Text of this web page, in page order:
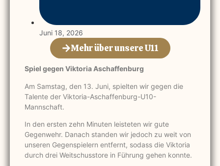
Juni 18, 2026
Mehr über unsere U11
Spiel gegen Viktoria Aschaffenburg
Am Samstag, den 13. Juni, spielten wir gegen die
Talente der Viktoria-Aschaffenburg-U10-
Mannschaft.
In den ersten zehn Minuten leisteten wir gute
Gegenwehr. Danach standen wir jedoch zu weit von
unseren Gegenspielern entfernt, sodass die Viktoria
durch drei Weitschusstore in Führung gehen konnte.